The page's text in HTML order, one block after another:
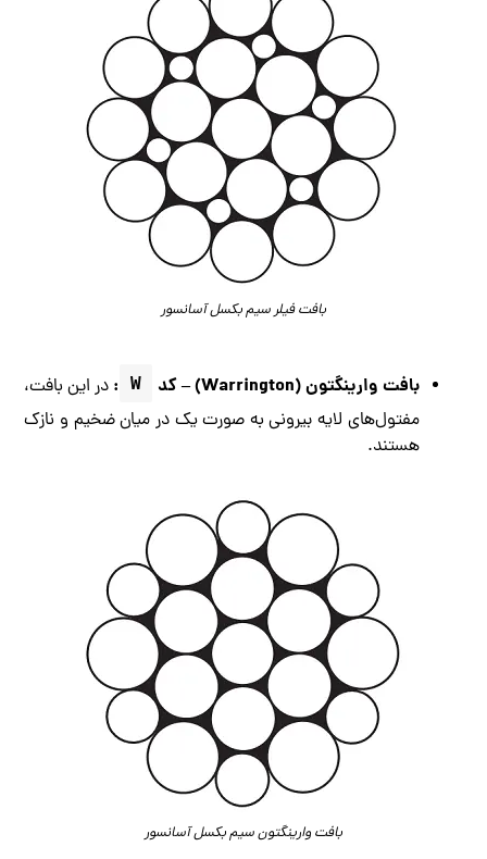
بافت فیلر سیم بکسل آسانسور
بافت وارینگتون (Warrington) – کد W
: در این بافت،
مفتول‌های لایه بیرونی به صورت یک در میان ضخیم و نازک
هستند.
بافت وارینگتون سیم بکسل آسانسور